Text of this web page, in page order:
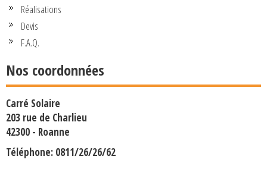
Réalisations
Devis
F.A.Q.
Nos coordonnées
Carré Solaire
203 rue de Charlieu
42300 - Roanne
Téléphone: 0811/26/26/62